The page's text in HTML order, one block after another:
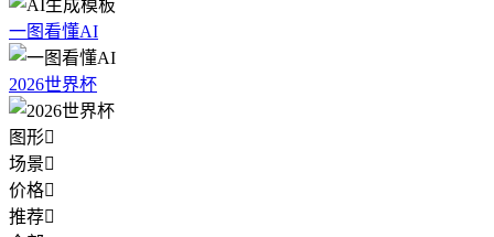
一图看懂AI
2026世界杯
图形
场景
价格
推荐